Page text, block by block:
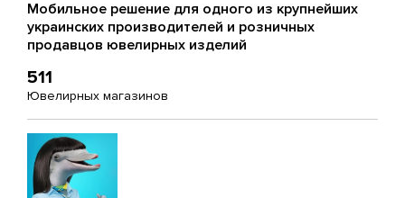
Мобильное решение для одного из крупнейших
украинских производителей и розничных
продавцов ювелирных изделий
511
Ювелирных магазинов